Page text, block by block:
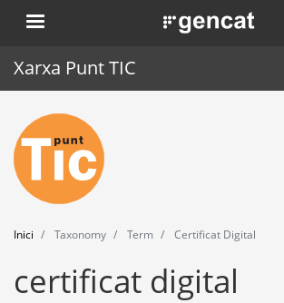
Vés
al
. Obre en una nova
Xarxa Punt TIC
Inici
Punt TIC
Actualitat
Agenda
Formació
Inici Taxonomy Term Certificat Digital
certificat digital